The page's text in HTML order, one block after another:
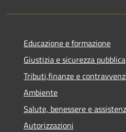
Educazione e formazione
Giustizia e sicurezza pubblica
Tributi,finanze e
Ambiente
Salute, benessere e
Autorizzazioni